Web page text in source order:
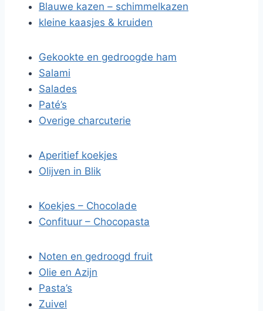
Blauwe kazen – schimmelkazen
kleine kaasjes & kruiden
Gekookte en gedroogde ham
Salami
Salades
Paté’s
Overige charcuterie
Aperitief koekjes
Olijven in Blik
Koekjes – Chocolade
Confituur – Chocopasta
Noten en gedroogd fruit
Olie en Azijn
Pasta’s
Zuivel